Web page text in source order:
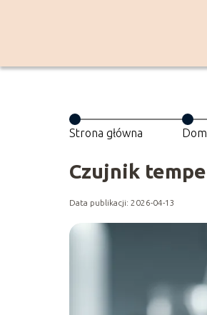
Strona główna Dom
Czujnik
Data publikacji: 2026-04-13